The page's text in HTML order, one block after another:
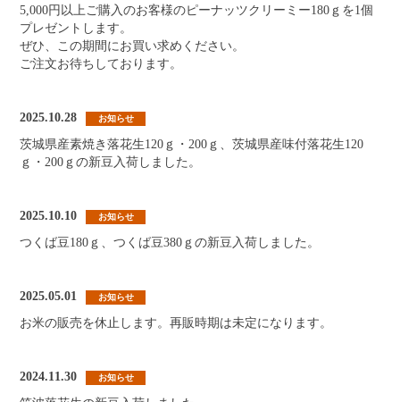
5,000円以上ご購入のお客様のピーナッツクリーミー180ｇを1個
プレゼントします。
ぜひ、この期間にお買い求めください。
ご注文お待ちしております。
2025.10.28 お知らせ
茨城県産素焼き落花生120ｇ・200ｇ、茨城県産味付落花生120
ｇ・200ｇの新豆入荷しました。
2025.10.10 お知らせ
つくば豆180ｇ、つくば豆380ｇの新豆入荷しました。
2025.05.01 お知らせ
お米の販売を休止します。再販時期は未定になります。
2024.11.30 お知らせ